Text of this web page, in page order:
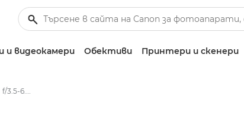
видеокамери Обективи Принтери и скенери
Canon EF-M 15-45mm f/3.5-6.3 IS STM - Обективи – обективи за фотоапарати